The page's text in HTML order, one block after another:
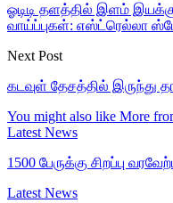
ஓடிடி தளத்தில் இளம்
வாய்ப்புகள்: எஸ்ட்ரெல்லா
Next Post
கடவுள் தேசத்தில் இருந்து
You might also like More
Latest News
1500 பேருக்கு சிறப்பு
Latest News